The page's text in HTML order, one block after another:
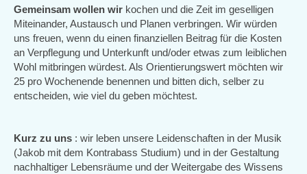
Gemeinsam wollen wir kochen und die Zeit im geselligen
Miteinander, Austausch und Planen verbringen. Wir würden
uns freuen, wenn du einen finanziellen Beitrag für die Kosten
an Verpflegung und Unterkunft und/oder etwas zum leiblichen
Wohl mitbringen würdest. Als Orientierungswert möchten wir
25 pro Wochenende benennen und bitten dich, selber zu
entscheiden, wie viel du geben möchtest.
Kurz zu uns : wir leben unsere Leidenschaften in der Musik
(Jakob mit dem Kontrabass Studium) und in der Gestaltung
nachhaltiger Lebensräume und der Weitergabe des Wissens